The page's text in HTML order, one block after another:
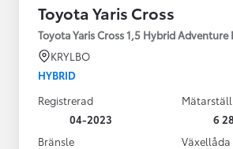
Toyota Yaris Cross
Toyota Yaris Cross 1,5 Hybrid
KRYLBO
HYBRID
Registrerad
04-2023
6
Bränsle
Växellåda